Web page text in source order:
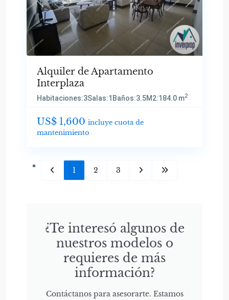
Previous Next
Alquiler de Apartamento
Interplaza
Habitaciones:3Salas:1 Baños:3.5M2:184.0 m2
US$ 1,600 incluye cuota de
mantenimiento
1 2 3
¿Te interesó algunos de
nuestros modelos o
requieres de más
información?
Contáctanos para asesorarte. Estamos